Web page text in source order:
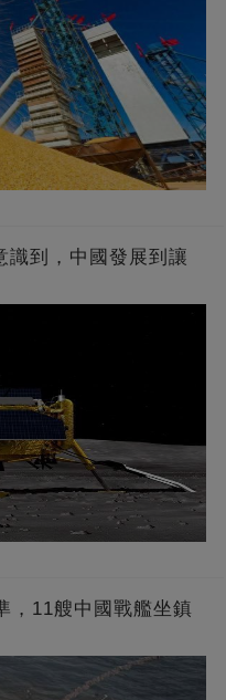
識到，中國發展到讓
，11艘中國戰艦坐鎮